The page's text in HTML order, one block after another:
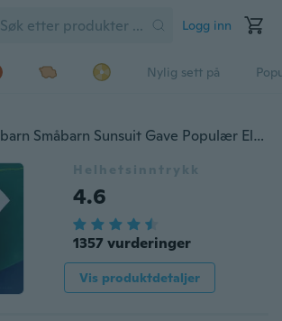
Logg inn
Nylig sett på
Hot Casual Spedbarn Småbarn Sunsuit Gave Populær Elephant Kids Girls Kort erm Jumpsuit Boho Little Peanut Sleepwear
Helhetsinntrykk
4.6
1357 vurderinger
Vis produktdetaljer